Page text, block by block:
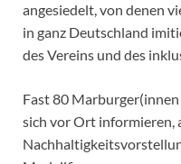
angesiedelt, von denen
in ganz Deutschland
des Vereins und des
Fast 80
sich vor Ort informieren,